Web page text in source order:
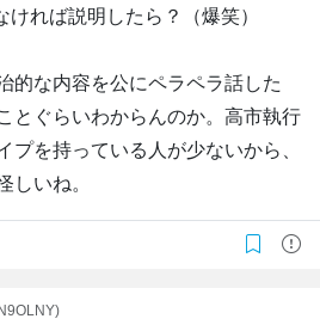
れば説明したら？（爆笑）
的な内容を公にペラペラ話した
とぐらいわからんのか。高市執行
プを持っている人が少ないから、
しいね。